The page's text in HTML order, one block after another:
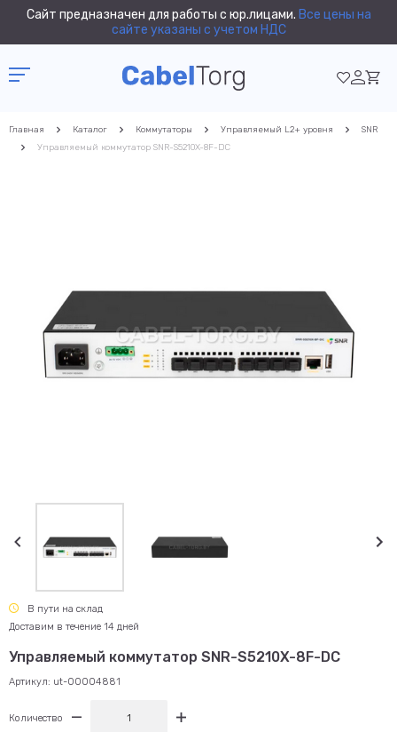
Сайт предназначен для работы с юр.лицами. Все цены на
сайте указаны с учетом НДС
Главная Каталог Коммутаторы Управляемый L2+ уровня
SNR
Управляемый коммутатор SNR-S5210X-8F-DC
Управляемый коммутатор SNR-S5210X-8F-DC
Артикул: ut-00004881
В пути на склад
Доставим в течение 14 дней
Количество